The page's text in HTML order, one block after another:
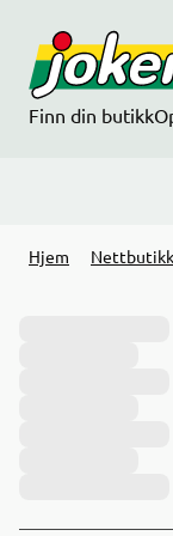
Finn din butikk
Hjem Nettbutikk